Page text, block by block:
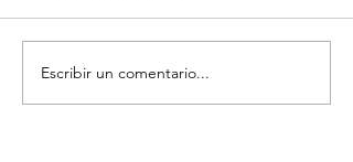
Frases
Quiero
Escribir un comentario...